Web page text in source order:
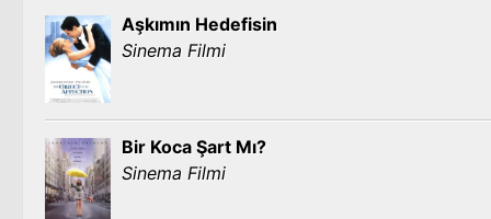
Aşkımın Hedefisin
Sinema Filmi
Bir Koca Şart Mı?
Sinema Filmi